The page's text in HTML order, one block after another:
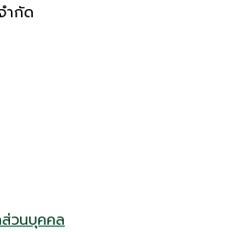
ำกัด
วนบุคคล